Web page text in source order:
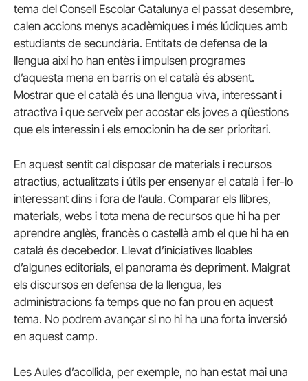
tema del Consell Escolar Catalunya el passat desembre,
calen accions menys acadèmiques i més lúdiques amb
estudiants de secundària. Entitats de defensa de la
llengua així ho han entès i impulsen programes
d’aquesta mena en barris on el català és absent.
Mostrar que el català és una llengua viva, interessant i
atractiva i que serveix per acostar els joves a qüestions
que els interessin i els emocionin ha de ser prioritari.
En aquest sentit cal disposar de materials i recursos
atractius, actualitzats i útils per ensenyar el català i fer-lo
interessant dins i fora de l’aula. Comparar els llibres,
materials, webs i tota mena de recursos que hi ha per
aprendre anglès, francès o castellà amb el que hi ha en
català és decebedor. Llevat d’iniciatives lloables
d’algunes editorials, el panorama és depriment. Malgrat
els discursos en defensa de la llengua, les
administracions fa temps que no fan prou en aquest
tema. No podrem avançar si no hi ha una forta inversió
en aquest camp.
Les Aules d’acollida, per exemple, no han estat mai una